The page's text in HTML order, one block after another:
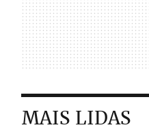
MAIS LIDAS